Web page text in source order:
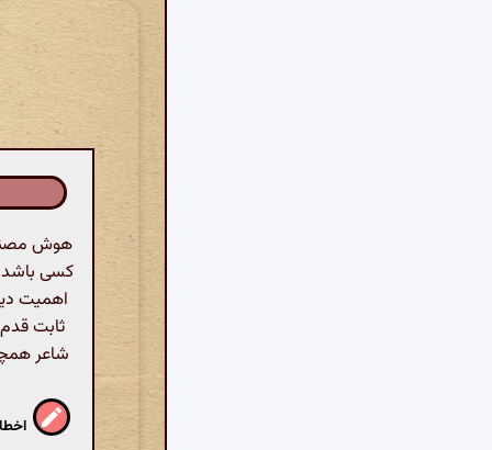
هوش
کسی باشد
اهمیت
ثابت
شاعر